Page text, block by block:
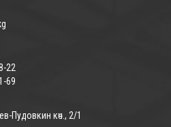
22
69
Пудовкин көч., 2/1